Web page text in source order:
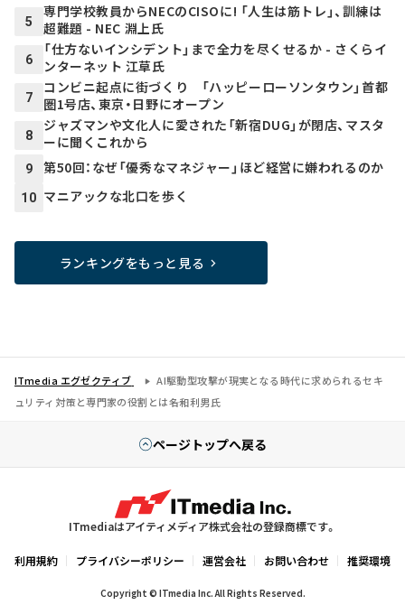
5
専門学校教員からNECのCISOに! 「人生は筋トレ」、訓練は
超難題 - NEC 淵上氏
6
「仕方ないインシデント」まで全力を尽くせるか - さくらイ
ンターネット 江草氏
7
コンビニ起点に街づくり 「ハッピーローソンタウン」首都
圏1号店、東京・日野にオープン
8
ジャズマンや文化人に愛された「新宿DUG」が閉店、マスタ
ーに聞くこれから
9 第50回：なぜ「優秀なマネジャー」ほど経営に嫌われるのか
10 マニアックな北口を歩く
ランキングをもっと見る
ITmedia エグゼクティブ
AI駆動型攻撃が現実となる時代に求められるセキ
ュリティ対策と専門家の役割とは――名和利男氏
ページトップへ戻る
ITmediaはアイティメディア株式会社の登録商標です。
利用規約 プライバシーポリシー 運営会社 お問い合わせ 推奨環境
Copyright © ITmedia Inc. All Rights Reserved.